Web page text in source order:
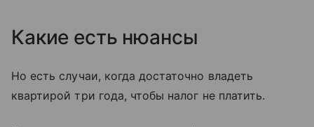
Какие есть нюансы
Но есть случаи, когда достаточно владеть
квартирой три года, чтобы налог не платить.